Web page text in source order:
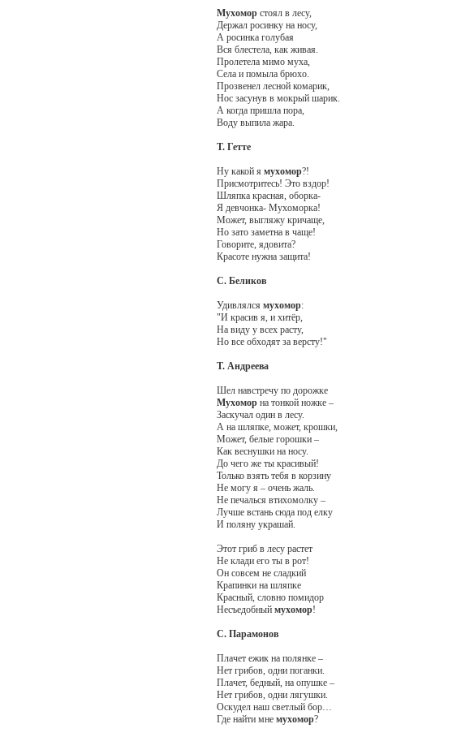
Мухомор стоял в лесу,
Держал росинку на носу,
А росинка голубая
Вся блестела, как живая.
Пролетела мимо муха,
Села и помыла брюхо.
Прозвенел лесной комарик,
Нос засунув в мокрый шарик.
А когда пришла пора,
Воду выпила жара.
Т. Гетте
Ну какой ямухомор?!
Присмотритесь! Это вздор!
Шляпка красная, оборка-
Я девчонка- Мухоморка!
Может, выгляжу кричаще,
Но зато заметна в чаще!
Говорите, ядовита?
Красоте нужна защита!
С. Беликов
Удивлялсямухомор:
"И красив я, и хитёр,
На виду у всех расту,
Но все обходят за версту!"
Т. Андреева
Шел навстречу по дорожке
Мухомор на тонкой ножке –
Заскучал один в лесу.
А на шляпке, может, крошки,
Может, белые горошки –
Как веснушки на носу.
До чего же ты красивый!
Только взять тебя в корзину
Не могу я – очень жаль.
Не печалься втихомолку –
Лучше встань сюда под елку
И поляну украшай.
Этот гриб в лесу растет
Не клади его ты в рот!
Он совсем не сладкий
Крапинки на шляпке
Красный, словно помидор
Несъедобныймухомор!
С. Парамонов
Плачет ежик на полянке –
Нет грибов, одни поганки.
Плачет, бедный, на опушке –
Нет грибов, одни лягушки.
Оскудел наш светлый бор…
Где найти мнемухомор?